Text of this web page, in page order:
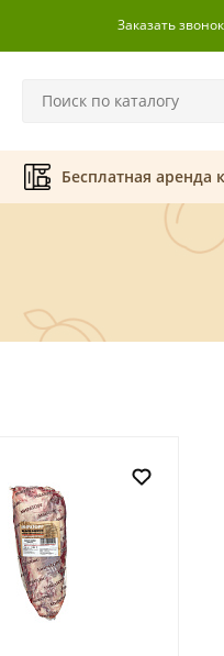
Заказать звонок
Бесплатная